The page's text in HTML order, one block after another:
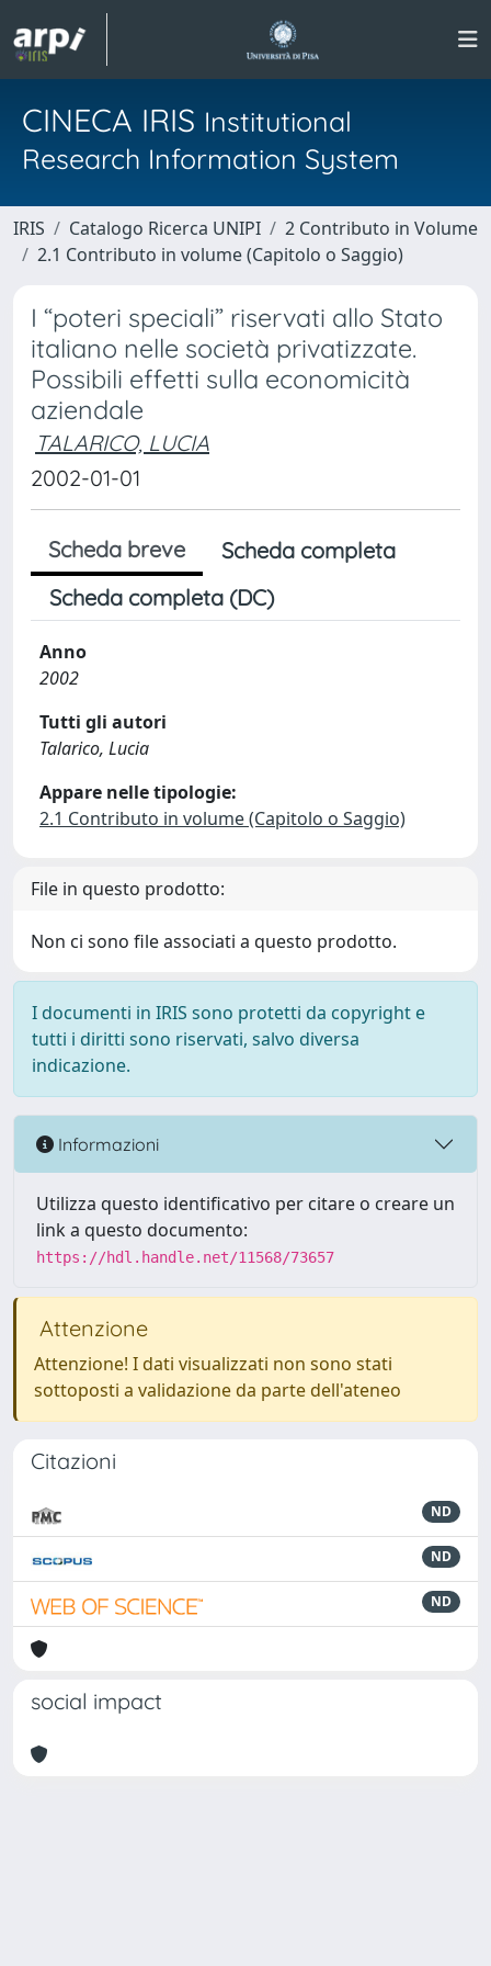
CINECA IRIS Institutional
Research Information System
IRIS Catalogo Ricerca UNIPI
2 Contributo in Volume
2.1 Contributo in volume (Capitolo o Saggio)
I “poteri speciali” riservati allo Stato
italiano nelle società privatizzate.
Possibili effetti sulla economicità
aziendale
TALARICO, LUCIA
2002-01-01
Scheda breve
Scheda completa
Scheda completa (DC)
Anno
2002
Tutti gli autori
Talarico, Lucia
Appare nelle tipologie:
2.1 Contributo in volume (Capitolo o Saggio)
File in questo prodotto:
Non ci sono file associati a questo prodotto.
I documenti in IRIS sono protetti da copyright e
tutti i diritti sono riservati, salvo diversa
indicazione.
Informazioni
Utilizza questo identificativo per citare o creare un
link a questo documento:
https://hdl.handle.net/11568/73657
Attenzione
Attenzione! I dati visualizzati non sono stati
sottoposti a validazione da parte dell'ateneo
Citazioni
ND
ND
ND
social impact